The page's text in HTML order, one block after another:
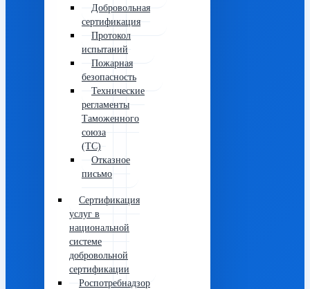
Добровольная
сертификация
Протокол
испытаний
Пожарная
безопасность
Технические
регламенты
Таможенного
союза
(ТС)
Отказное
письмо
Сертификация
услуг в
национальной
системе
добровольной
сертификации
Роспотребнадзор